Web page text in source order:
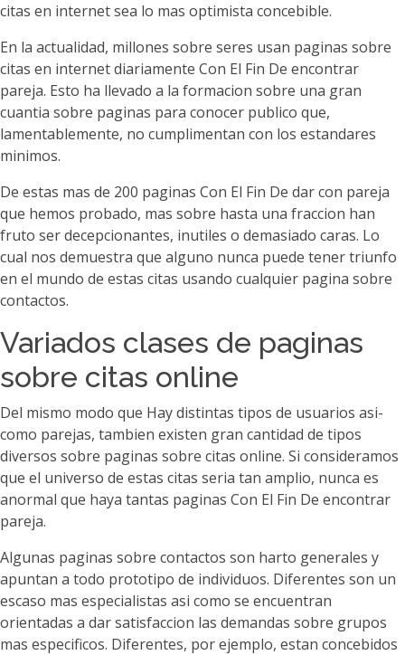
citas en internet sea lo mas optimista concebible.
En la actualidad, millones sobre seres usan paginas sobre
citas en internet diariamente Con El Fin De encontrar
pareja. Esto ha llevado a la formacion sobre una gran
cuanti­a sobre paginas para conocer publico que,
lamentablemente, no cumplimentan con los estandares
minimos.
De estas mas de 200 paginas Con El Fin De dar con pareja
que hemos probado, mas sobre hasta una fraccion han
fruto ser decepcionantes, inutiles o demasiado caras. Lo
cual nos demuestra que alguno nunca puede tener triunfo
en el mundo de estas citas usando cualquier pagina sobre
contactos.
Variados clases de paginas
sobre citas online
Del mismo modo que Hay distintas tipos de usuarios asi­
como parejas, tambien existen gran cantidad de tipos
diversos sobre paginas sobre citas online. Si consideramos
que el universo de estas citas seri­a tan amplio, nunca es
anormal que haya tantas paginas Con El Fin De encontrar
pareja.
Algunas paginas sobre contactos son harto generales y
apuntan a todo prototipo de individuos. Diferentes son un
escaso mas especialistas asi­ como se encuentran
orientadas a dar satisfaccion las demandas sobre grupos
mas especificos. Diferentes, por ejemplo, estan concebidos